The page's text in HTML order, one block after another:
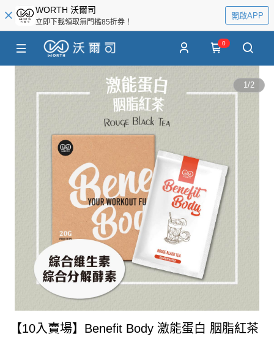
WORTH 沃爾司
立即下載領取無門檻85折券！
開啟APP
0
1/2
【10入賣場】Benefit Body 激能蛋白 胭脂紅茶